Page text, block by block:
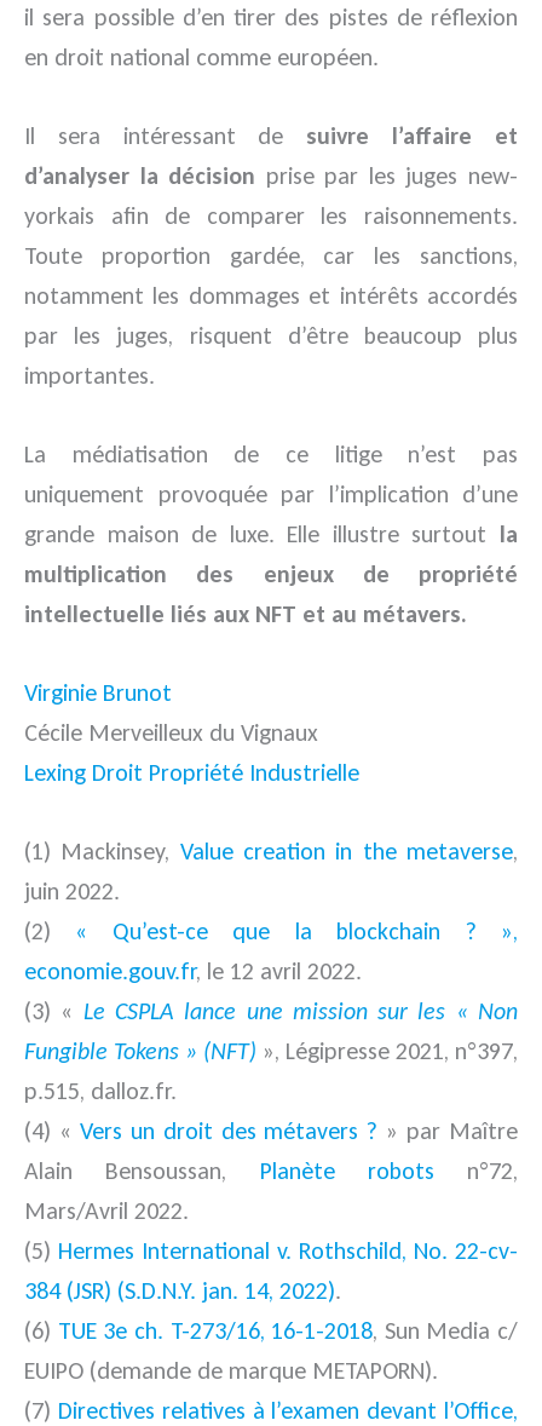
il sera possible d’en tirer des pistes de réflexion
en droit national comme européen.
Il sera intéressant de suivre l’affaire et
d’analyser la décision prise par les juges new-
yorkais afin de comparer les raisonnements.
Toute proportion gardée, car les sanctions,
notamment les dommages et intérêts accordés
par les juges, risquent d’être beaucoup plus
importantes.
La médiatisation de ce litige n’est pas
uniquement provoquée par l’implication d’une
grande maison de luxe. Elle illustre surtout la
multiplication des enjeux de propriété
intellectuelle liés aux NFT et au métavers.
Virginie Brunot
Cécile Merveilleux du Vignaux
Lexing Droit Propriété Industrielle
(1) Mackinsey, Value creation in the metaverse,
juin 2022.
(2) « Qu’est-ce que la blockchain ? »,
economie.gouv.fr, le 12 avril 2022.
(3) « Le CSPLA lance une mission sur les « Non
Fungible Tokens » (NFT) », Légipresse 2021, n°397,
p.515, dalloz.fr.
(4) « Vers un droit des métavers ? » par Maître
Alain Bensoussan, Planète robots n°72,
Mars/Avril 2022.
(5) Hermes International v. Rothschild, No. 22-cv-
384 (JSR) (S.D.N.Y. jan. 14, 2022).
(6) TUE 3e ch. T-273/16, 16-1-2018, Sun Media c/
EUIPO (demande de marque METAPORN).
(7) Directives relatives à l’examen devant l’Office,